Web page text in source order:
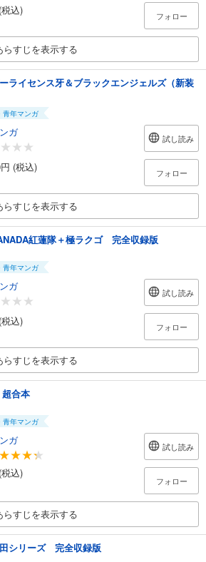
込)
フォロー
らすじを表示する
ライセンス牙＆ブラックエンジェルズ（新装
青年マンガ
ガ
(税込)
試し読み
フォロー
らすじを表示する
紅蓮隊＋極ラクゴ 完全収録版
青年マンガ
ガ
込)
試し読み
フォロー
らすじを表示する
合本
青年マンガ
ガ
込)
試し読み
フォロー
らすじを表示する
シリーズ 完全収録版